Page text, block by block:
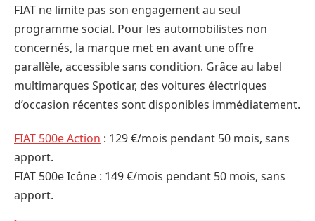
FIAT ne limite pas son engagement au seul
programme social. Pour les automobilistes non
concernés, la marque met en avant une offre
parallèle, accessible sans condition. Grâce au label
multimarques Spoticar, des voitures électriques
d’occasion récentes sont disponibles immédiatement.
FIAT 500e Action : 129 €/mois pendant 50 mois, sans
apport.
FIAT 500e Icône : 149 €/mois pendant 50 mois, sans
apport.